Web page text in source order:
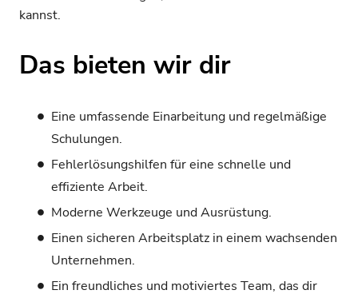
kannst.
Das bieten wir dir
Eine umfassende Einarbeitung und regelmäßige
Schulungen.
Fehlerlösungshilfen für eine schnelle und
effiziente Arbeit.
Moderne Werkzeuge und Ausrüstung.
Einen sicheren Arbeitsplatz in einem wachsenden
Unternehmen.
Ein freundliches und motiviertes Team, das dir